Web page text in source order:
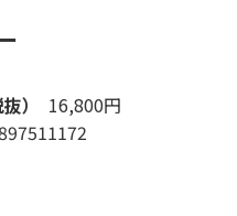
）
16,800円